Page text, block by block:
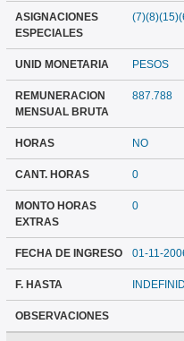
ASIGNACIONES
ESPECIALES
UNID MONETARIA PESOS
REMUNERACION
MENSUAL BRUTA
887.788
HORAS NO
CANT. HORAS 0
MONTO HORAS
EXTRAS
0
FECHA DE INGRESO 01-11-
F. HASTA
OBSERVACIONES